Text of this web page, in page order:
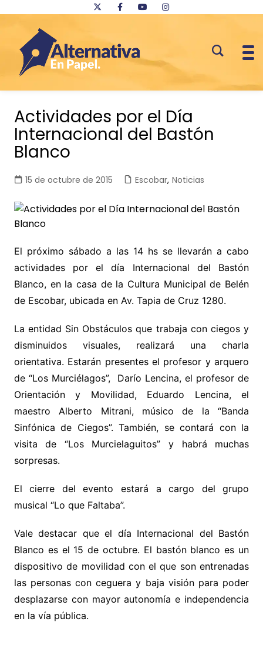
contenido
Actividades por el Día
Internacional del Bastón
Blanco
15 de octubre de 2015 Escobar, Noticias
El próximo sábado a las 14 hs se llevarán a cabo
actividades por el día Internacional del Bastón
Blanco, en la casa de la Cultura Municipal de Belén
de Escobar, ubicada en Av. Tapia de Cruz 1280.
La entidad Sin Obstáculos que trabaja con ciegos y
disminuidos visuales, realizará una charla
orientativa. Estarán presentes el profesor y arquero
de “Los Murciélagos”, Darío Lencina, el profesor de
Orientación y Movilidad, Eduardo Lencina, el
maestro Alberto Mitrani, músico de la “Banda
Sinfónica de Ciegos”. También, se contará con la
visita de “Los Murcielaguitos” y habrá muchas
sorpresas.
El cierre del evento estará a cargo del grupo
musical “Lo que Faltaba”.
Vale destacar que el día Internacional del Bastón
Blanco es el 15 de octubre. El bastón blancoes un
dispositivo de movilidad con el que son entrenadas
las personas con ceguera y baja visión para poder
desplazarse con mayor autonomía e independencia
en la vía pública.